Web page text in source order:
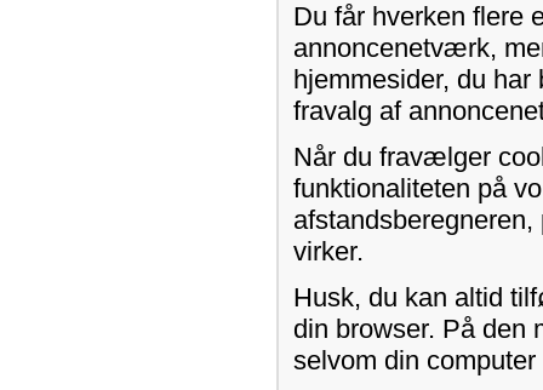
Du får hverken flere
annoncenetværk,
hjemmesider, du
fravalg af
Når du fravælger
funktionaliteten på
virker.
Husk, du kan altid
din browser. På den
selvom din